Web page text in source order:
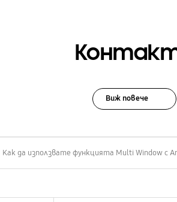
Виж повече
Как да използвате функцията Multi Window с